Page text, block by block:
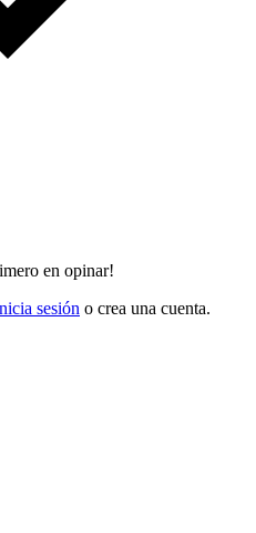
en opinar!
sesión o crea una cuenta.